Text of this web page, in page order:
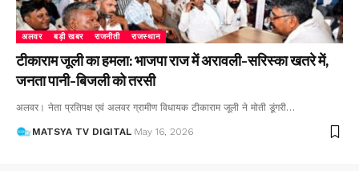
अलवर बड़ी खबर राजनीती राजस्थान
टीकाराम जूली का हमला: भाजपा राज में अरावली-सरिस्का खतरे में,
जनता पानी-बिजली को तरसी
अलवर। नेता प्रतिपक्ष एवं अलवर ग्रामीण विधायक टीकाराम जूली ने मोती डूंगरी…
MATSYA TV DIGITAL May 16, 2026